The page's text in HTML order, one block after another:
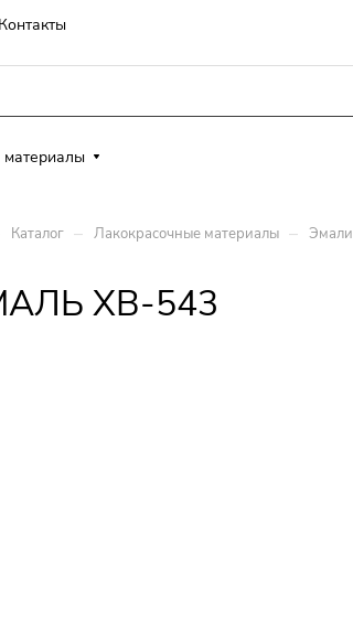
Контакты
Каталог – Лакокрасочные материалы – Эмали
ХВ-543